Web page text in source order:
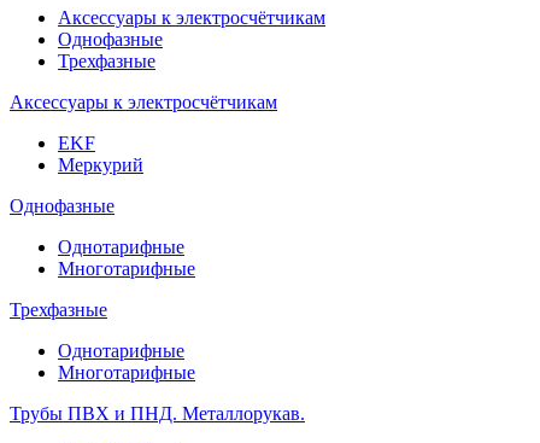
Аксессуары к электросчётчикам
Однофазные
Трехфазные
Аксессуары к электросчётчикам
EKF
Меркурий
Однофазные
Однотарифные
Многотарифные
Трехфазные
Однотарифные
Многотарифные
Трубы ПВХ и ПНД. Металлорукав.